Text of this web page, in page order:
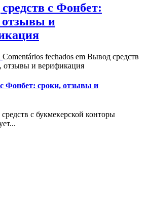
с Фонбет:
отзывы и
Comentários fechados em Вывод средств
отзывы и верификация
Фонбет: сроки, отзывы и
с букмекерской конторы